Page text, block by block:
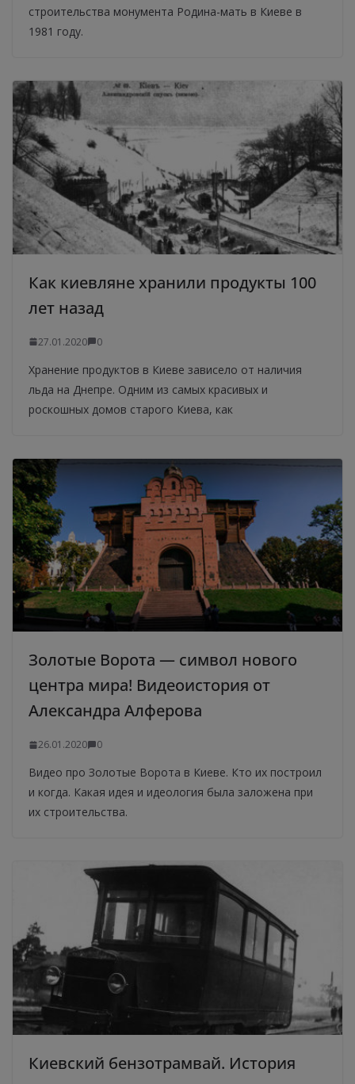
строительства монумента Родина-мать в Киеве в
1981 году.
Как киевляне хранили продукты 100
лет назад
27.01.2020 0
Хранение продуктов в Киеве зависело от наличия
льда на Днепре. Одним из самых красивых и
роскошных домов старого Киева, как
Золотые Ворота — символ нового
центра мира! Видеоистория от
Александра Алферова
26.01.2020 0
Видео про Золотые Ворота в Киеве. Кто их построил
и когда. Какая идея и идеология была заложена при
их строительства.
Киевский бензотрамвай. История